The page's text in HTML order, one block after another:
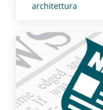
architettura